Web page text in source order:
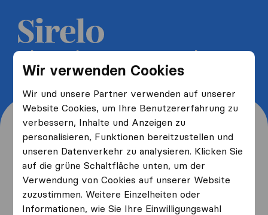
Wir verwenden Cookies
Wir und unsere Partner verwenden auf unserer
Website Cookies, um Ihre Benutzererfahrung zu
verbessern, Inhalte und Anzeigen zu
personalisieren, Funktionen bereitzustellen und
unseren Datenverkehr zu analysieren. Klicken Sie
auf die grüne Schaltfläche unten, um der
Verwendung von Cookies auf unserer Website
zuzustimmen. Weitere Einzelheiten oder
Informationen, wie Sie Ihre Einwilligungswahl
5 kostenlose Umzugsangebote
erhalten und bis zu 40% sparen
Wo wohnen Sie jetzt und
wo ziehen Sie hin?